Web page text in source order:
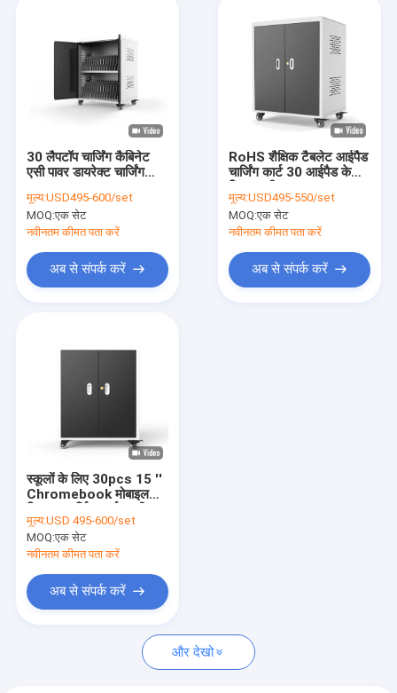
वीआर दिखाएँ
हमारे बारे में
हमसे संपर्क करें
समाचार
टैबलेट चार्जिंग कैबिनेट
लॉक करने योग्य चार्जिंग कैबिनेट
आईपैड चार्जिंग कैबिनेट
टैबलेट चार्जिंग ट्रॉली
यूएसबी चार्जिंग कैबिनेट
Chromebook चार्जिंग कैबिनेट
30 लैपटॉप चार्जिंग कैबिनेट
एसी पावर डायरेक्ट चार्जिंग
मूल्य:USD495-600/set
MOQ:एक सेट
नवीनतम कीमत पता करें
अब से संपर्क करें
RoHS शैक्षिक टैबलेट आईपैड
चार्जिंग कार्ट 30 आईपैड के
मूल्य:USD495-550/set
MOQ:एक सेट
नवीनतम कीमत पता करें
अब से संपर्क करें
स्कूलों के लिए 30pcs 15 ''
Chromebook मोबाइल
फ़ीचर लॉकिंग
मूल्य:USD 495-600/set
MOQ:एक सेट
नवीनतम कीमत पता करें
अब से संपर्क करें
और देखो